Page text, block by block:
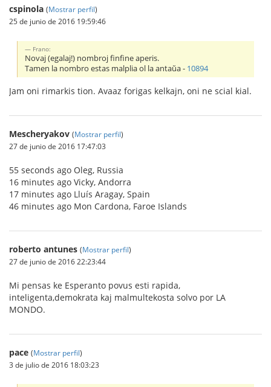
cspinola (Mostrar perfil)
25 de junio de 2016 19:59:46
Frano:
Novaj (egalaj!) nombroj finfine aperis.
Tamen la nombro estas malplia ol la antaŭa - 10894
Jam oni rimarkis tion. Avaaz forigas kelkajn, oni ne scial kial.
Mescheryakov (Mostrar perfil)
27 de junio de 2016 17:47:03
55 seconds ago Oleg, Russia
16 minutes ago Vicky, Andorra
17 minutes ago Lluís Aragay, Spain
46 minutes ago Mon Cardona, Faroe Islands
roberto antunes (Mostrar perfil)
27 de junio de 2016 22:23:44
Mi pensas ke Esperanto povus esti rapida,
inteligenta,demokrata kaj malmultekosta solvo por LA
MONDO.
pace (Mostrar perfil)
3 de julio de 2016 18:03:23